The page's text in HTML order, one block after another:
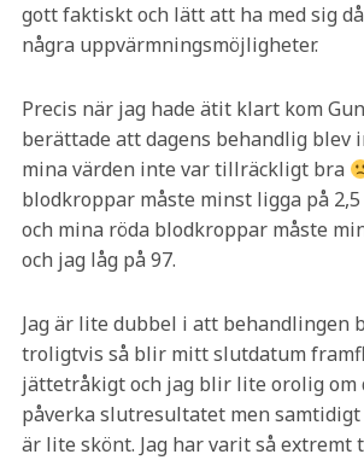
gott faktiskt och lätt att ha med sig
några uppvärmningsmöjligheter.
Precis när jag hade ätit klart kom
berättade att dagens behandlig blev
mina värden inte var tillräckligt bra
blodkroppar måste minst ligga på 2,5
och mina röda blodkroppar måste
och jag låg på 97.
Jag är lite dubbel i att behandlingen
troligtvis så blir mitt slutdatum
jättetråkigt och jag blir lite orolig om
påverka slutresultatet men
är lite skönt. Jag har varit så extremt